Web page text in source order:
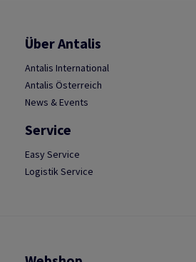
Über Antalis
Antalis International
Antalis Österreich
News & Events
Service
Easy Service
Logistik Service